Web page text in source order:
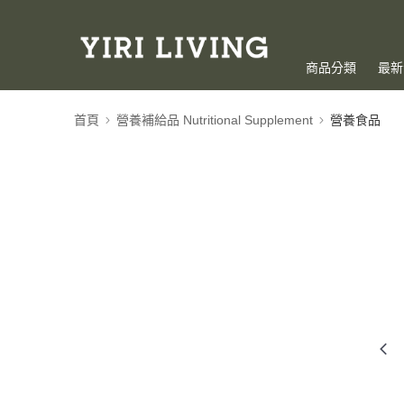
商品分類 最
首頁 營養補給品 Nutritional Supplement 營養食品